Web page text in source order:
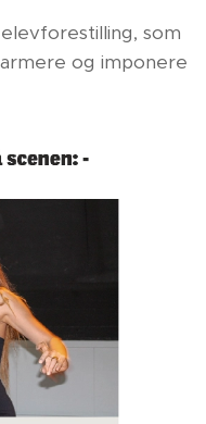
som
og imponere